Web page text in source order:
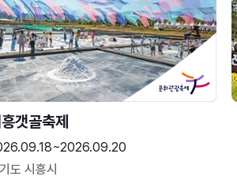
갯골축제
도 시흥시